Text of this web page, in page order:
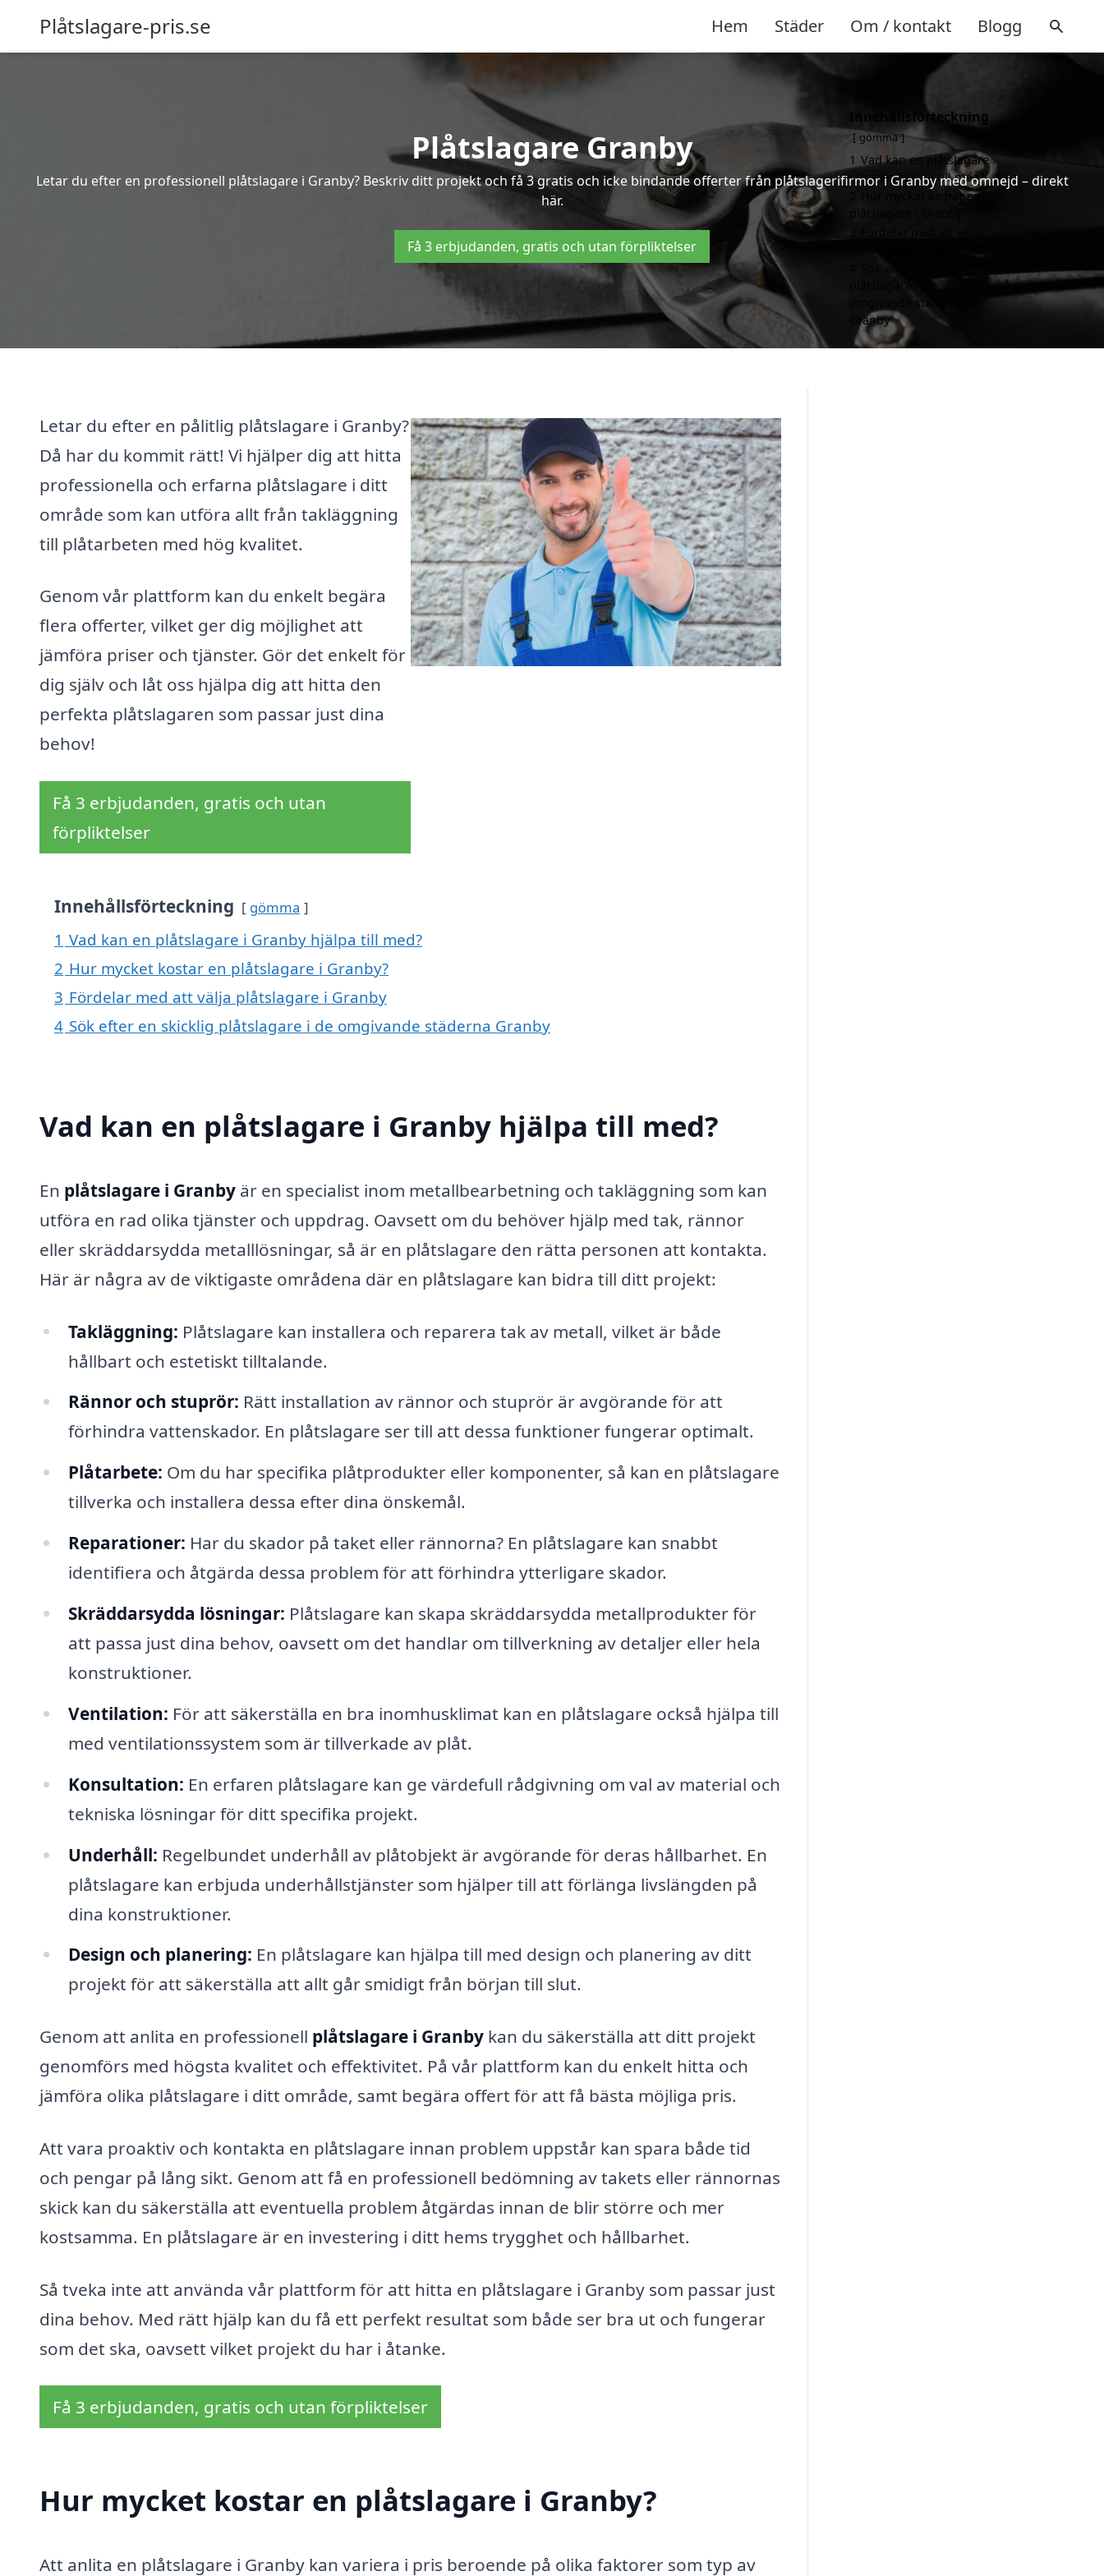
Plåtslagare-pris.se Hem Städer Om / kontakt Blogg
Plåtslagare Granby
Letar du efter en professionell plåtslagare i Granby? Beskriv ditt projekt och få 3 gratis och icke bindande offerter från plåtslagerifirmor i Granby med omnejd – direkt
här.
Få 3 erbjudanden, gratis och utan förpliktelser
Letar du efter en pålitlig plåtslagare i Granby?
Då har du kommit rätt! Vi hjälper dig att hitta
professionella och erfarna plåtslagare i ditt
område som kan utföra allt från takläggning
till plåtarbeten med hög kvalitet.
Genom vår plattform kan du enkelt begära
flera offerter, vilket ger dig möjlighet att
jämföra priser och tjänster. Gör det enkelt för
dig själv och låt oss hjälpa dig att hitta den
perfekta plåtslagaren som passar just dina
behov!
Få 3 erbjudanden, gratis och utan
förpliktelser
Innehållsförteckning gömma
1 Vad kan en plåtslagare i Granby hjälpa till med?
2 Hur mycket kostar en plåtslagare i Granby?
3 Fördelar med att välja plåtslagare i Granby
4 Sök efter en skicklig plåtslagare i de omgivande städerna Granby
Vad kan en plåtslagare i Granby hjälpa till med?
En plåtslagare i Granby är en specialist inom metallbearbetning och takläggning som kan
utföra en rad olika tjänster och uppdrag. Oavsett om du behöver hjälp med tak, rännor
eller skräddarsydda metalllösningar, så är en plåtslagare den rätta personen att kontakta.
Här är några av de viktigaste områdena där en plåtslagare kan bidra till ditt projekt:
Takläggning: Plåtslagare kan installera och reparera tak av metall, vilket är både
hållbart och estetiskt tilltalande.
Rännor och stuprör: Rätt installation av rännor och stuprör är avgörande för att
förhindra vattenskador. En plåtslagare ser till att dessa funktioner fungerar optimalt.
Plåtarbete: Om du har specifika plåtprodukter eller komponenter, så kan en plåtslagare
tillverka och installera dessa efter dina önskemål.
Reparationer: Har du skador på taket eller rännorna? En plåtslagare kan snabbt
identifiera och åtgärda dessa problem för att förhindra ytterligare skador.
Skräddarsydda lösningar: Plåtslagare kan skapa skräddarsydda metallprodukter för
att passa just dina behov, oavsett om det handlar om tillverkning av detaljer eller hela
konstruktioner.
Ventilation: För att säkerställa en bra inomhusklimat kan en plåtslagare också hjälpa till
med ventilationssystem som är tillverkade av plåt.
Konsultation: En erfaren plåtslagare kan ge värdefull rådgivning om val av material och
tekniska lösningar för ditt specifika projekt.
Underhåll: Regelbundet underhåll av plåtobjekt är avgörande för deras hållbarhet. En
plåtslagare kan erbjuda underhållstjänster som hjälper till att förlänga livslängden på
dina konstruktioner.
Design och planering: En plåtslagare kan hjälpa till med design och planering av ditt
projekt för att säkerställa att allt går smidigt från början till slut.
Genom att anlita en professionell plåtslagare i Granby kan du säkerställa att ditt projekt
genomförs med högsta kvalitet och effektivitet. På vår plattform kan du enkelt hitta och
jämföra olika plåtslagare i ditt område, samt begära offert för att få bästa möjliga pris.
Att vara proaktiv och kontakta en plåtslagare innan problem uppstår kan spara både tid
och pengar på lång sikt. Genom att få en professionell bedömning av takets eller rännornas
skick kan du säkerställa att eventuella problem åtgärdas innan de blir större och mer
kostsamma. En plåtslagare är en investering i ditt hems trygghet och hållbarhet.
Så tveka inte att använda vår plattform för att hitta en plåtslagare i Granby som passar just
dina behov. Med rätt hjälp kan du få ett perfekt resultat som både ser bra ut och fungerar
som det ska, oavsett vilket projekt du har i åtanke.
Få 3 erbjudanden, gratis och utan förpliktelser
Hur mycket kostar en plåtslagare i Granby?
Att anlita en plåtslagare i Granby kan variera i pris beroende på olika faktorer som typ av
Innehållsförteckning
gömma
1 Vad kan en plåtslagare
i Granby hjälpa till med?
Hur mycket kostar en
Sök efter en skicklig
plåtslagare i de
omgivande städerna
Granby